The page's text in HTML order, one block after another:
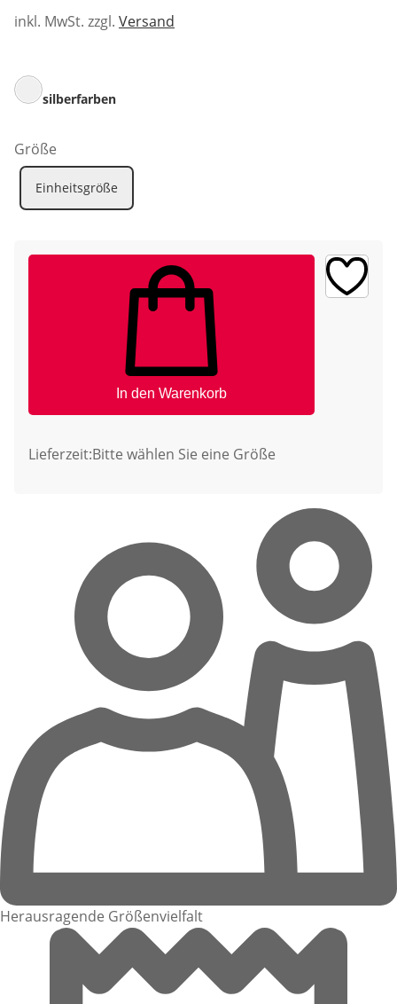
inkl. MwSt. zzgl. Versand
silberfarben
Größe
Einheitsgröße
In den Warenkorb
Lieferzeit:Bitte wählen Sie eine Größe
Herausragende Größenvielfalt